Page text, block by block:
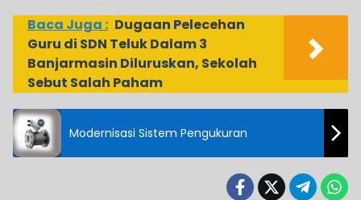
Baca Juga : Dugaan Pelecehan
Guru di SDN Teluk Dalam 3
Banjarmasin Diluruskan, Sekolah
Sebut Salah Paham
Modernisasi Sistem Pengukuran